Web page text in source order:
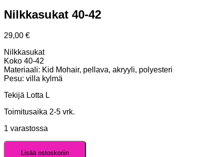
Nilkkasukat 40-42
29,00 €
Nilkkasukat
Koko 40-42
Materiaali: Kid Mohair, pellava, akryyli, polyesteri
Pesu: villa kylmä
Tekijä Lotta L
Toimitusaika 2-5 vrk.
1 varastossa
Nilkkasukat
Lisää ostoskoriin